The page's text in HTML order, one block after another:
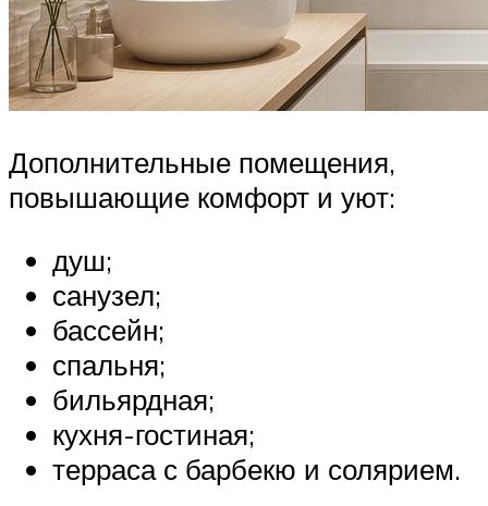
Дополнительные помещения,
повышающие комфорт и уют:
душ;
санузел;
бассейн;
спальня;
бильярдная;
кухня-гостиная;
терраса с барбекю и солярием.